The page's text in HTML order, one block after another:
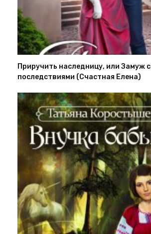
Приручить наследницу, или Замуж с
последствиями (Счастная Елена)